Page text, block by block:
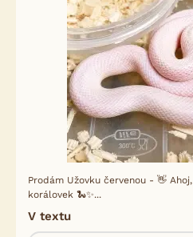
Prodám Užovku červenou - 👋
korálovek 🐍✨...
V textu